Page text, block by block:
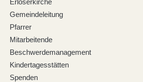
Gemeindeleitung
Pfarrer
Mitarbeitende
Beschwerdemanagement
Kindertagesstätten
Spenden